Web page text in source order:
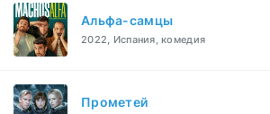
Альфа-самцы
2022, Испания, комедия
Прометей